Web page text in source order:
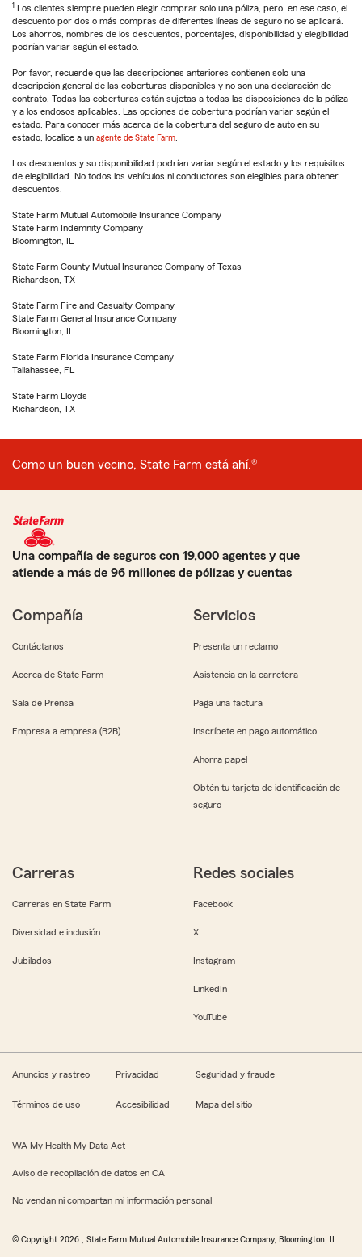
1 Los clientes siempre pueden elegir comprar solo una póliza, pero, en ese caso, el
descuento por dos o más compras de diferentes líneas de seguro no se aplicará.
Los ahorros, nombres de los descuentos, porcentajes, disponibilidad y elegibilidad
podrían variar según el estado.
Por favor, recuerde que las descripciones anteriores contienen solo una
descripción general de las coberturas disponibles y no son una declaración de
contrato. Todas las coberturas están sujetas a todas las disposiciones de la póliza
y a los endosos aplicables. Las opciones de cobertura podrían variar según el
estado. Para conocer más acerca de la cobertura del seguro de auto en su
estado, localice a un agente de State Farm
Los descuentos y su disponibilidad podrían variar según el estado y los requisitos
de elegibilidad. No todos los vehículos ni conductores son elegibles para obtener
descuentos.
State Farm Mutual Automobile Insurance Company
State Farm Indemnity Company
Bloomington, IL
State Farm County Mutual Insurance Company of Texas
Richardson, TX
State Farm Fire and Casualty Company
State Farm General Insurance Company
Bloomington, IL
State Farm Florida Insurance Company
Tallahassee, FL
State Farm Lloyds
Richardson, TX
Como un buen vecino, State Farm está ahí.®
Una compañía de seguros con 19,000 agentes y que
atiende a más de 96 millones de pólizas y cuentas
Compañía
Contáctanos
Acerca de State Farm
Sala de Prensa
Empresa a empresa (B2B)
Servicios
Presenta un reclamo
Asistencia en la carretera
Paga una factura
Inscríbete en pago automático
Ahorra papel
Obtén tu tarjeta de identificación de
seguro
Carreras
Carreras en State Farm
Diversidad e inclusión
Jubilados
Redes sociales
Facebook
X
Instagram
LinkedIn
YouTube
Anuncios y rastreo Privacidad Seguridad y fraude
Términos de uso Accesibilidad Mapa del sitio
WA My Health My Data Act
Aviso de recopilación de datos en CA
No vendan ni compartan mi información personal
© Copyright 2026 , State Farm Mutual Automobile Insurance Company, Bloomington, IL